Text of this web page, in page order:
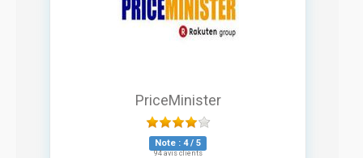
PriceMinister
Note : 4/ 5
94 avis clients